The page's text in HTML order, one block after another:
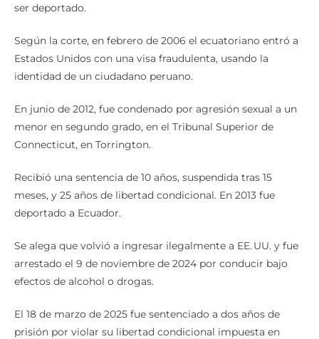
ser deportado.
Según la corte, en febrero de 2006 el ecuatoriano entró a
Estados Unidos con una visa fraudulenta, usando la
identidad de un ciudadano peruano.
En junio de 2012, fue condenado por agresión sexual a un
menor en segundo grado, en el Tribunal Superior de
Connecticut, en Torrington.
Recibió una sentencia de 10 años, suspendida tras 15
meses, y 25 años de libertad condicional. En 2013 fue
deportado a Ecuador.
Se alega que volvió a ingresar ilegalmente a EE. UU. y fue
arrestado el 9 de noviembre de 2024 por conducir bajo
efectos de alcohol o drogas.
El 18 de marzo de 2025 fue sentenciado a dos años de
prisión por violar su libertad condicional impuesta en